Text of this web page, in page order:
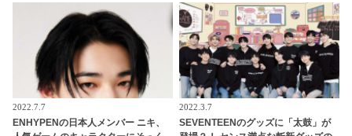
為も…！？ 呆れるほどの悪行の数々
にCAもウンザリ
2022.7.7
ENHYPENの日本人メンバー ニキ、
2022.3.7
SEVENTEENのグッズに「太鼓」が